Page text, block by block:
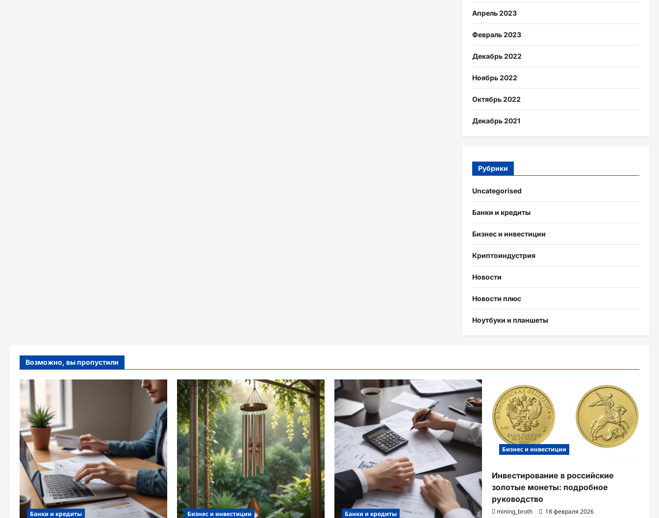
Апрель 2023
Февраль 2023
Декабрь 2022
Ноябрь 2022
Октябрь 2022
Декабрь 2021
Рубрики
Uncategorised
Банки и кредиты
Бизнес и инвестиции
Криптоиндустрия
Новости
Новости плюс
Ноутбуки и планшеты
Возможно, вы пропустили
Банки и кредиты Бизнес и инвестиции Банки и кредиты
Бизнес и инвестиции
Инвестирование в российские
золотые монеты: подробное
руководство
mining_broth 18 февраля 2026